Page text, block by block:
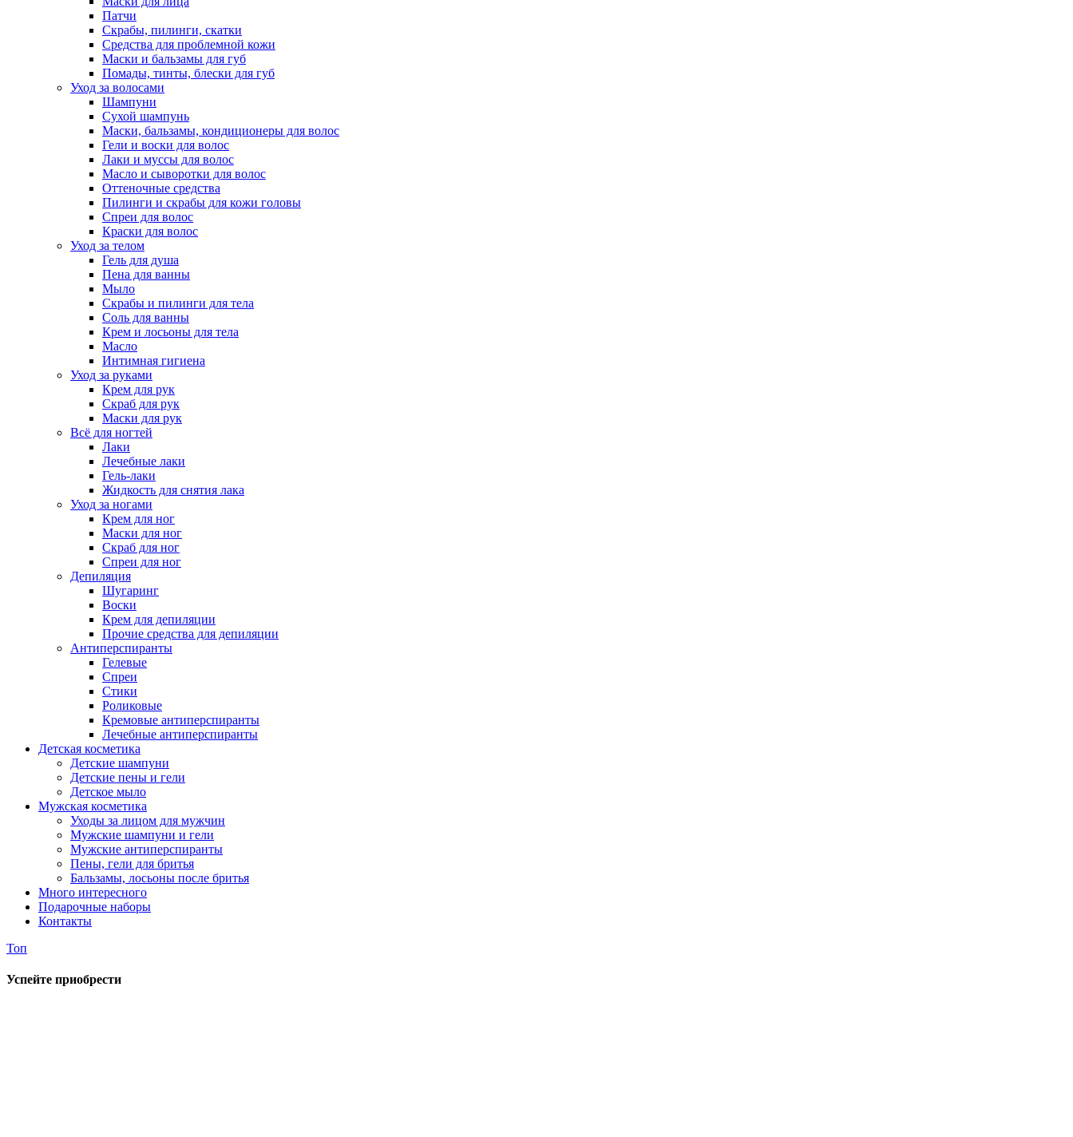
Патчи
Скрабы, пилинги, скатки
Средства для проблемной кожи
Маски и бальзамы для губ
Помады, тинты, блески для губ
Уход за волосами
Шампуни
Сухой шампунь
Маски, бальзамы, кондиционеры для волос
Гели и воски для волос
Лаки и муссы для волос
Масло и сыворотки для волос
Оттеночные средства
Пилинги и скрабы для кожи головы
Спреи для волос
Краски для волос
Уход за телом
Гель для душа
Пена для ванны
Мыло
Скрабы и пилинги для тела
Соль для ванны
Крем и лосьоны для тела
Масло
Интимная гигиена
Уход за руками
Крем для рук
Скраб для рук
Маски для рук
Всё для ногтей
Лаки
Лечебные лаки
Гель-лаки
Жидкость для снятия лака
Уход за ногами
Крем для ног
Маски для ног
Скраб для ног
Спреи для ног
Депиляция
Шугаринг
Воски
Крем для депиляции
Прочие средства для депиляции
Антиперспиранты
Гелевые
Спреи
Стики
Роликовые
Кремовые антиперспиранты
Лечебные антиперспиранты
Детская косметика
Детские шампуни
Детские пены и гели
Детское мыло
Мужская косметика
Уходы за лицом для мужчин
Мужские шампуни и гели
Мужские антиперспиранты
Пены, гели для бритья
Бальзамы, лосьоны после бритья
Много интересного
Подарочные наборы
Контакты
Топ
Успейте приобрести